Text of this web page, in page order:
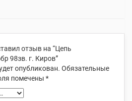
отзыв на “Цепь
98зв. г. Киров”
опубликован. Обязательные
помечены *